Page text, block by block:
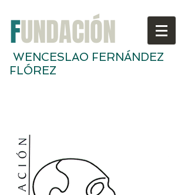
FUNDACIÓN
WENCESLAO FERNÁNDEZ
FLÓREZ